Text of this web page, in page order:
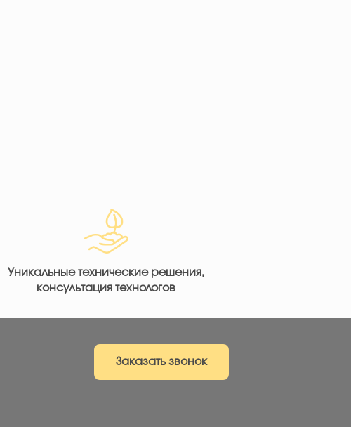
Уникальные технические решения,
консультация технологов
Заказать звонок